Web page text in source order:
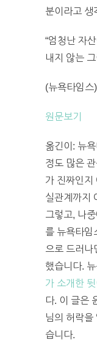
분이라고 생
“엄청난 자
내지 않는
(뉴욕타임스)
원문보기
옮긴이: 뉴
정도 많은
가 진짜인지
실관계까지
그렇고, 나
를 뉴욕타임
으로 드러나
했습니다.
가 소개한 뒷
다. 이 글은
님의 허락을
습니다.